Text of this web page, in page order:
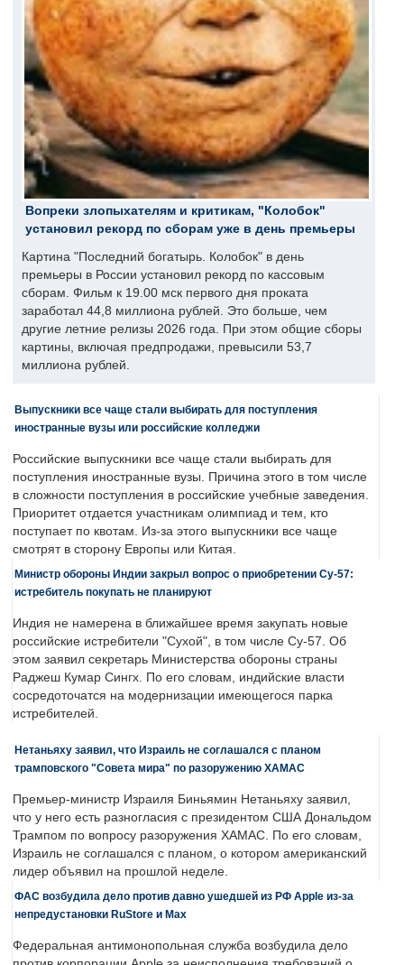
Вопреки злопыхателям и критикам, "Колобок"
установил рекорд по сборам уже в день премьеры
Картина "Последний богатырь. Колобок" в день
премьеры в России установил рекорд по кассовым
сборам. Фильм к 19.00 мск первого дня проката
заработал 44,8 миллиона рублей. Это больше, чем
другие летние релизы 2026 года. При этом общие сборы
картины, включая предпродажи, превысили 53,7
миллиона рублей.
Выпускники все чаще стали выбирать для поступления
иностранные вузы или российские колледжи
Российские выпускники все чаще стали выбирать для
поступления иностранные вузы. Причина этого в том числе
в сложности поступления в российские учебные заведения.
Приоритет отдается участникам олимпиад и тем, кто
поступает по квотам. Из-за этого выпускники все чаще
смотрят в сторону Европы или Китая.
Министр обороны Индии закрыл вопрос о приобретении Су-57:
истребитель покупать не планируют
Индия не намерена в ближайшее время закупать новые
российские истребители "Сухой", в том числе Су-57. Об
этом заявил секретарь Министерства обороны страны
Раджеш Кумар Сингх. По его словам, индийские власти
сосредоточатся на модернизации имеющегося парка
истребителей.
Нетаньяху заявил, что Израиль не соглашался с планом
трамповского "Совета мира" по разоружению ХАМАС
Премьер-министр Израиля Биньямин Нетаньяху заявил,
что у него есть разногласия с президентом США Дональдом
Трампом по вопросу разоружения ХАМАС. По его словам,
Израиль не соглашался с планом, о котором американский
лидер объявил на прошлой неделе.
ФАС возбудила дело против давно ушедшей из РФ Apple из-за
непредустановки RuStore и Max
Федеральная антимонопольная служба возбудила дело